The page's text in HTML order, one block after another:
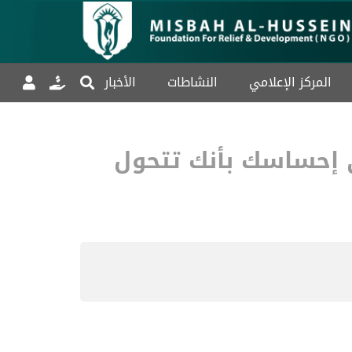
المركز الإعلامي النشاطات الأخبار
بأنك تتحول